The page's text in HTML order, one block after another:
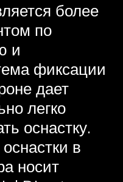
более
по
и
фиксации
дает
легко
оснастку.
в
носит